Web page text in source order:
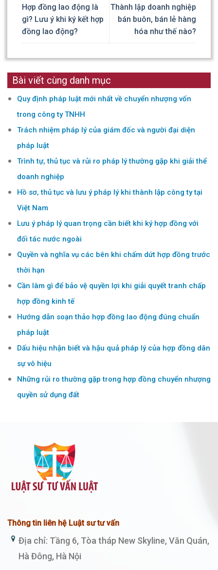
Hợp đồng lao động là
gì? Lưu ý khi ký kết hợp
đồng lao động?
Thành lập doanh nghiệp
bán buôn, bán lẻ hàng
hóa như thế nào?
Bài viết cùng danh mục
Quy định pháp luật mới nhất về chuyển nhượng vốn
trong công ty TNHH
Trách nhiệm pháp lý của giám đốc và người đại diện
pháp luật
Trình tự, thủ tục và rủi ro pháp lý thường gặp khi giải thể
doanh nghiệp
Hồ sơ, thủ tục và lưu ý pháp lý khi thành lập công ty tại
Việt Nam
Lưu ý pháp lý quan trọng cần biết khi ký hợp đồng với
đối tác nước ngoài
Quyền và nghĩa vụ các bên khi chấm dứt hợp đồng trước
thời hạn
Cần làm gì để bảo vệ quyền lợi khi giải quyết tranh chấp
hợp đồng kinh tế
Hướng dẫn soạn thảo hợp đồng lao động đúng chuẩn
pháp luật
Dấu hiệu nhận biết và hậu quả pháp lý của hợp đồng dân
sự vô hiệu
Những rủi ro thường gặp trong hợp đồng chuyển nhượng
quyền sử dụng đất
Thông tin liên hệ Luật sư tư vấn
Địa chỉ: Tầng 6, Tòa tháp New Skyline, Văn Quán,
Hà Đông, Hà Nội